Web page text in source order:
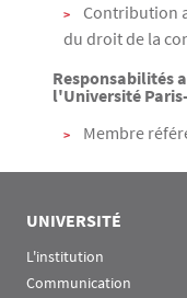
Contribution
du droit de la
Responsabilités
l'Université
Membre
UNIVERSITÉ
L'institution
Communication